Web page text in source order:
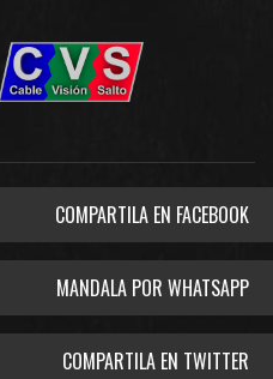
COMPARTILA EN FACEBOOK
MANDALA POR WHATSAPP
COMPARTILA EN TWITTER